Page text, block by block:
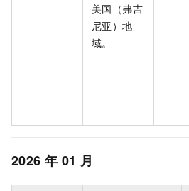
美国（弗吉
尼亚）地
域。
2026 年 01 月